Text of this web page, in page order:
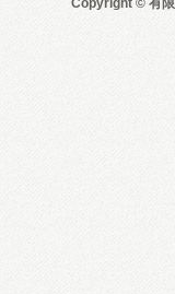
Copyright © 有